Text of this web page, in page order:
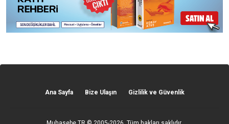
Ana Sayfa Bize Ulaşın Gizlilik ve Güvenlik